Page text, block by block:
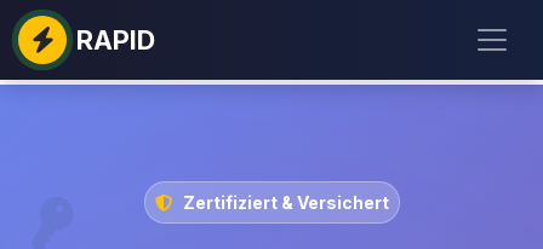
RAPID
Zertifiziert & Versichert